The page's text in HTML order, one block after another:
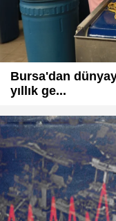
Bursa'dan
yıllık ge...